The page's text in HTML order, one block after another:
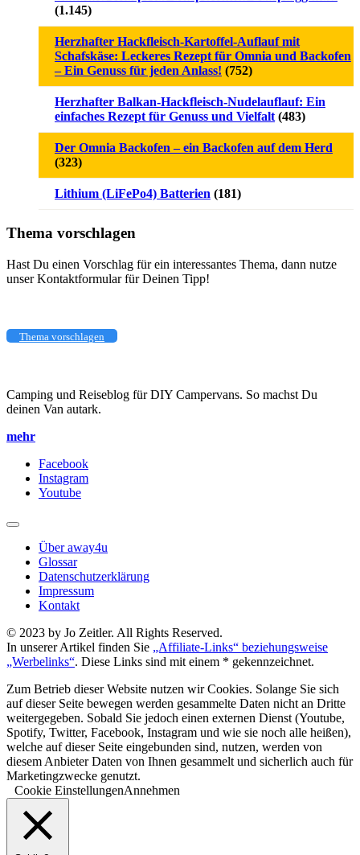
(1.145)
Herzhafter Hackfleisch-Kartoffel-Auflauf mit
Schafskäse: Leckeres Rezept für Omnia und Backofen
– Ein Genuss für jeden Anlass! (752)
Herzhafter Balkan-Hackfleisch-Nudelauflauf: Ein
einfaches Rezept für Genuss und Vielfalt (483)
Der Omnia Backofen – ein Backofen auf dem Herd
(323)
Lithium (LiFePo4) Batterien (181)
Thema vorschlagen
Hast Du einen Vorschlag für ein interessantes Thema, dann nutze
unser Kontaktformular für Deinen Tipp!
Thema vorschlagen
Camping und Reiseblog für DIY Campervans. So machst Du
deinen Van autark.
mehr
Facebook
Instagram
Youtube
Über away4u
Glossar
Datenschutzerklärung
Impressum
Kontakt
© 2023 by Jo Zeitler. All Rights Reserved.
In unserer Artikel finden Sie „Affiliate-Links“ beziehungsweise
„Werbelinks“. Diese Links sind mit einem * gekennzeichnet.
Zum Betrieb dieser Website nutzen wir Cookies. Solange Sie sich
auf dieser Seite bewegen werden gesammelte Daten nicht an Dritte
weitergegeben. Sobald Sie jedoch einen externen Dienst (Youtube,
Spotify, Twitter, Facebook, Instagram und wie sie noch alle heißen),
welche auf dieser Seite eingebunden sind, nutzen, werden von
diesem Anbieter Daten von Ihnen gesammelt und sicherlich auch für
Marketingzwecke genutzt.
Cookie EinstellungenAnnehmen